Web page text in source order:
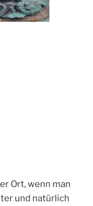
Ort, wenn man
und natürlich